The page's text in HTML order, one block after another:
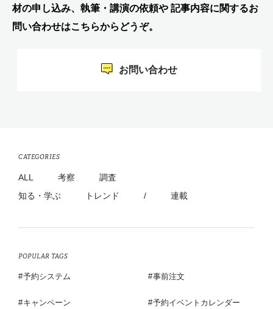
材の申し込み、執筆・講演の依頼や 記事内容に関するお
問い合わせはこちらからどうぞ。
お問い合わせ
CATEGORIES
ALL 考察
調査
知る・学ぶ
トレンド / 連載
POPULAR TAGS
予約システム 事前注文
キャンペーン 予約イベントカレンダー